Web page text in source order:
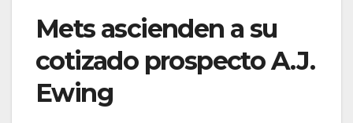
Mets ascienden a su
cotizado prospecto A.J.
Ewing